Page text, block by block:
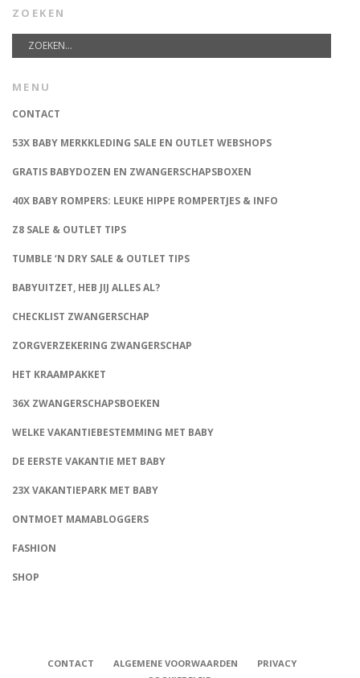
ZOEKEN
MENU
CONTACT
53X BABY MERKKLEDING SALE EN OUTLET WEBSHOPS
GRATIS BABYDOZEN EN ZWANGERSCHAPSBOXEN
40X BABY ROMPERS: LEUKE HIPPE ROMPERTJES & INFO
Z8 SALE & OUTLET TIPS
TUMBLE ‘N DRY SALE & OUTLET TIPS
BABYUITZET, HEB JIJ ALLES AL?
CHECKLIST ZWANGERSCHAP
ZORGVERZEKERING ZWANGERSCHAP
HET KRAAMPAKKET
36X ZWANGERSCHAPSBOEKEN
WELKE VAKANTIEBESTEMMING MET BABY
DE EERSTE VAKANTIE MET BABY
23X VAKANTIEPARK MET BABY
ONTMOET MAMABLOGGERS
FASHION
SHOP
CONTACT ALGEMENE VOORWAARDEN
PRIVACY